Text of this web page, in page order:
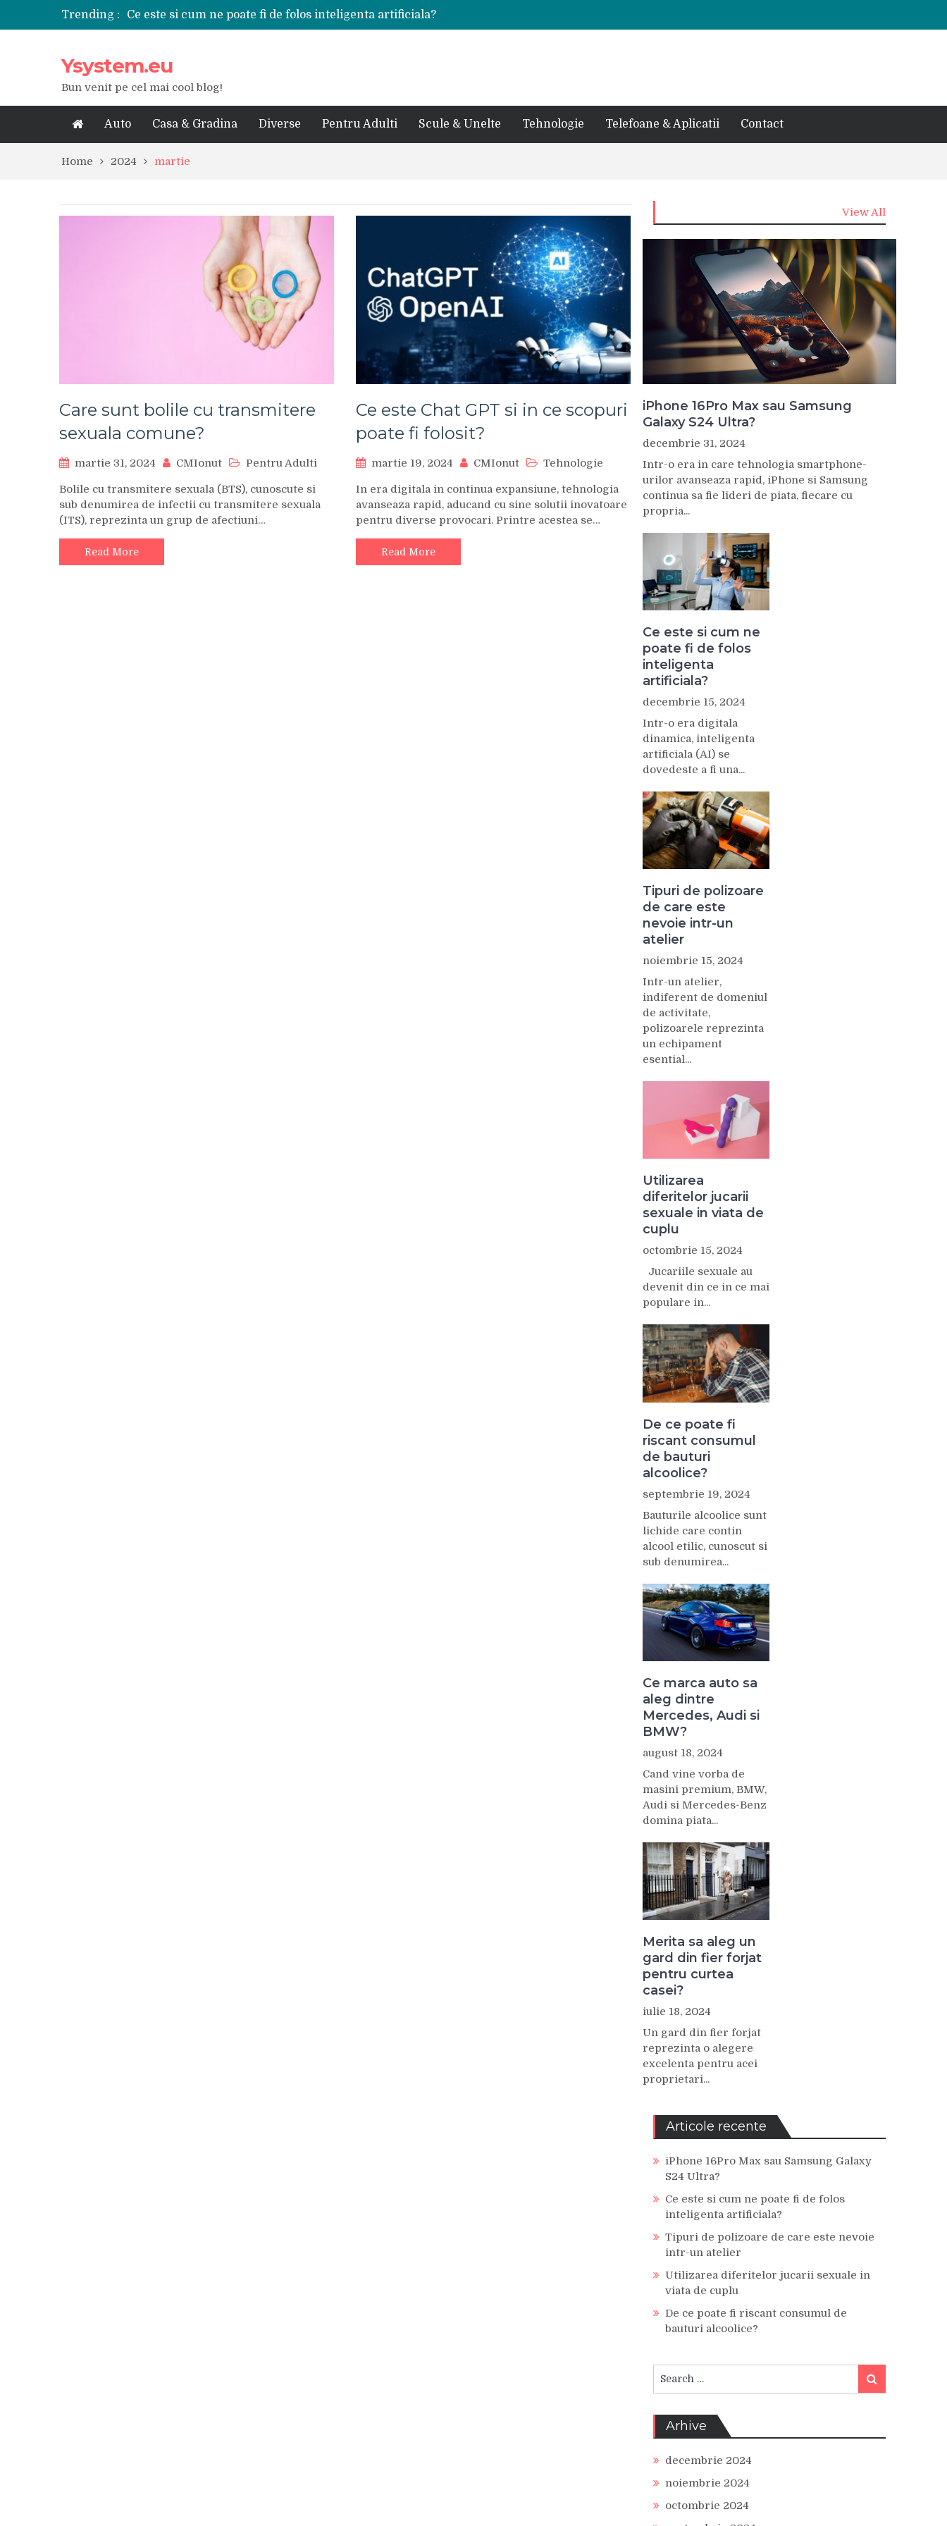
Trending :
Ce este si cum ne poate fi de folos inteligenta artificiala?
Tipuri de polizoare de care este nevoie intr-un atelier
De ce poate fi riscant consumul de bauturi alcoolice?
Ce marca auto sa aleg dintre Mercedes, Audi si BMW?
Merita sa aleg un gard din fier forjat pentru curtea casei?
Cele mai bune smartphone-uri lansate in anul 2024
Modul in care a evoluat tehnologia in ultimul secol
iPhone 16Pro Max sau Samsung Galaxy S24 Ultra?
Ysystem.eu
Bun venit pe cel mai cool blog!
Auto Casa & Gradina Diverse Pentru Adulti Scule & Unelte Tehnologie Telefoane & Aplicatii Contact
Home 2024 martie
Care sunt bolile cu transmitere
sexuala comune?
martie 31, 2024 CMIonut Pentru Adulti
Bolile cu transmitere sexuala (BTS), cunoscute si
sub denumirea de infectii cu transmitere sexuala
(ITS), reprezinta un grup de afectiuni…
Read More
Ce este Chat GPT si in ce scopuri
poate fi folosit?
martie 19, 2024 CMIonut Tehnologie
In era digitala in continua expansiune, tehnologia
avanseaza rapid, aducand cu sine solutii inovatoare
pentru diverse provocari. Printre acestea se…
Read More
View All
iPhone 16Pro Max sau Samsung
Galaxy S24 Ultra?
decembrie 31, 2024
Intr-o era in care tehnologia smartphone-
urilor avanseaza rapid, iPhone si Samsung
continua sa fie lideri de piata, fiecare cu
propria...
Ce este si cum ne
poate fi de folos
inteligenta
artificiala?
decembrie 15, 2024
Intr-o era digitala
dinamica, inteligenta
artificiala (AI) se
dovedeste a fi una...
Tipuri de polizoare
de care este
nevoie intr-un
atelier
noiembrie 15, 2024
Intr-un atelier,
indiferent de domeniul
de activitate,
polizoarele reprezinta
un echipament
esential...
Utilizarea
diferitelor jucarii
sexuale in viata de
cuplu
octombrie 15, 2024
Jucariile sexuale au
devenit din ce in ce mai
populare in...
De ce poate fi
riscant consumul
de bauturi
alcoolice?
septembrie 19, 2024
Bauturile alcoolice sunt
lichide care contin
alcool etilic, cunoscut si
sub denumirea...
Ce marca auto sa
aleg dintre
Mercedes, Audi si
BMW?
august 18, 2024
Cand vine vorba de
masini premium, BMW,
Audi si Mercedes-Benz
domina piata...
Merita sa aleg un
gard din fier forjat
pentru curtea
casei?
iulie 18, 2024
Un gard din fier forjat
reprezinta o alegere
excelenta pentru acei
proprietari...
Articole recente
iPhone 16Pro Max sau Samsung Galaxy
S24 Ultra?
Ce este si cum ne poate fi de folos
inteligenta artificiala?
Tipuri de polizoare de care este nevoie
intr-un atelier
Utilizarea diferitelor jucarii sexuale in
viata de cuplu
De ce poate fi riscant consumul de
bauturi alcoolice?
for:
Search
Arhive
decembrie 2024
noiembrie 2024
octombrie 2024